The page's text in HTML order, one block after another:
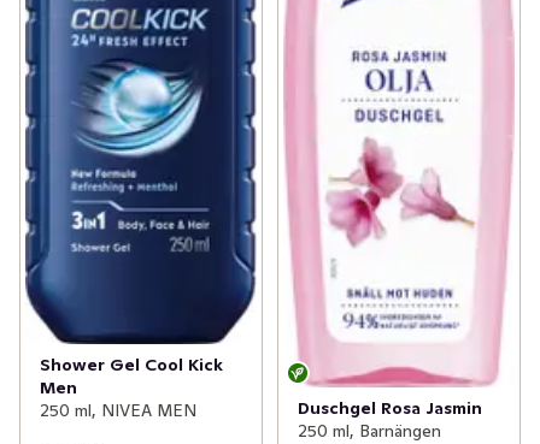
Shower Gel Cool Kick
Men
250 ml, NIVEA MEN
Duschgel Rosa Jasmin
250 ml, Barnängen